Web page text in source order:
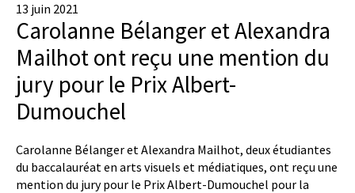
13 juin 2021
Carolanne Bélanger et Alexandra
Mailhot ont reçu une mention du
jury pour le Prix Albert-
Dumouchel
Carolanne Bélanger et Alexandra Mailhot, deux étudiantes
du baccalauréat en arts visuels et médiatiques, ont reçu une
mention du jury pour le Prix Albert-Dumouchel pour la